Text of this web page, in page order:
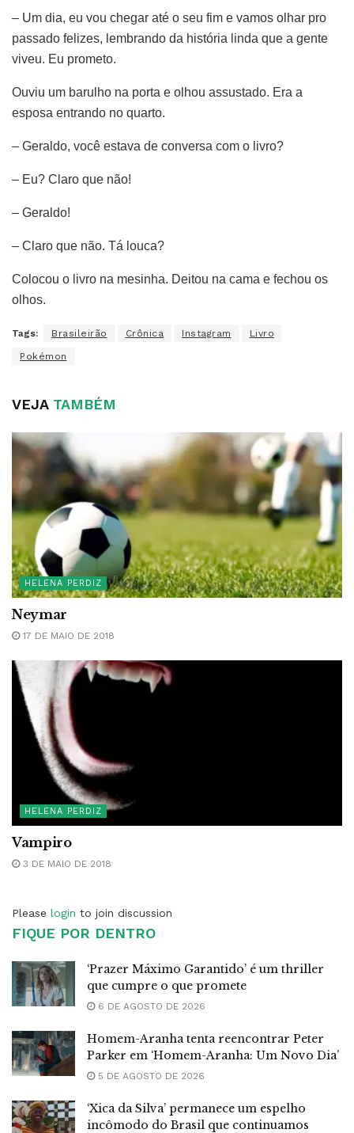
– Um dia, eu vou chegar até o seu fim e vamos olhar pro
passado felizes, lembrando da história linda que a gente
viveu. Eu prometo.
Ouviu um barulho na porta e olhou assustado. Era a
esposa entrando no quarto.
– Geraldo, você estava de conversa com o livro?
– Eu? Claro que não!
– Geraldo!
– Claro que não. Tá louca?
Colocou o livro na mesinha. Deitou na cama e fechou os
olhos.
Tags: Brasileirão Crônica Instagram Livro
Pokémon
VEJATAMBÉM
HELENA PERDIZ
Neymar
17 DE MAIO DE 2018
HELENA PERDIZ
Vampiro
3 DE MAIO DE 2018
Please login to join discussion
FIQUE POR DENTRO
‘Prazer Máximo Garantido’ é um thriller
que cumpre o que promete
6 DE AGOSTO DE 2026
Homem-Aranha tenta reencontrar Peter
Parker em ‘Homem-Aranha: Um Novo Dia’
5 DE AGOSTO DE 2026
‘Xica da Silva’ permanece um espelho
incômodo do Brasil que continuamos